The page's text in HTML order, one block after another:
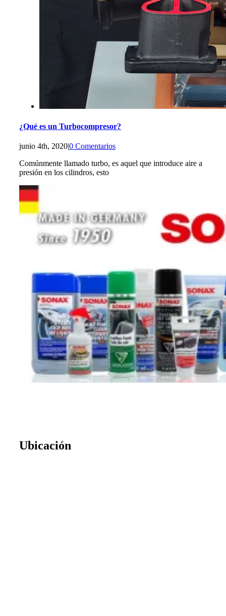
¿Qué es un Turbocompresor?
junio 4th, 2020|0 Comentarios
Comúnmente llamado turbo, es aquel que introduce aire a
presión en los cilindros, esto
Ubicación